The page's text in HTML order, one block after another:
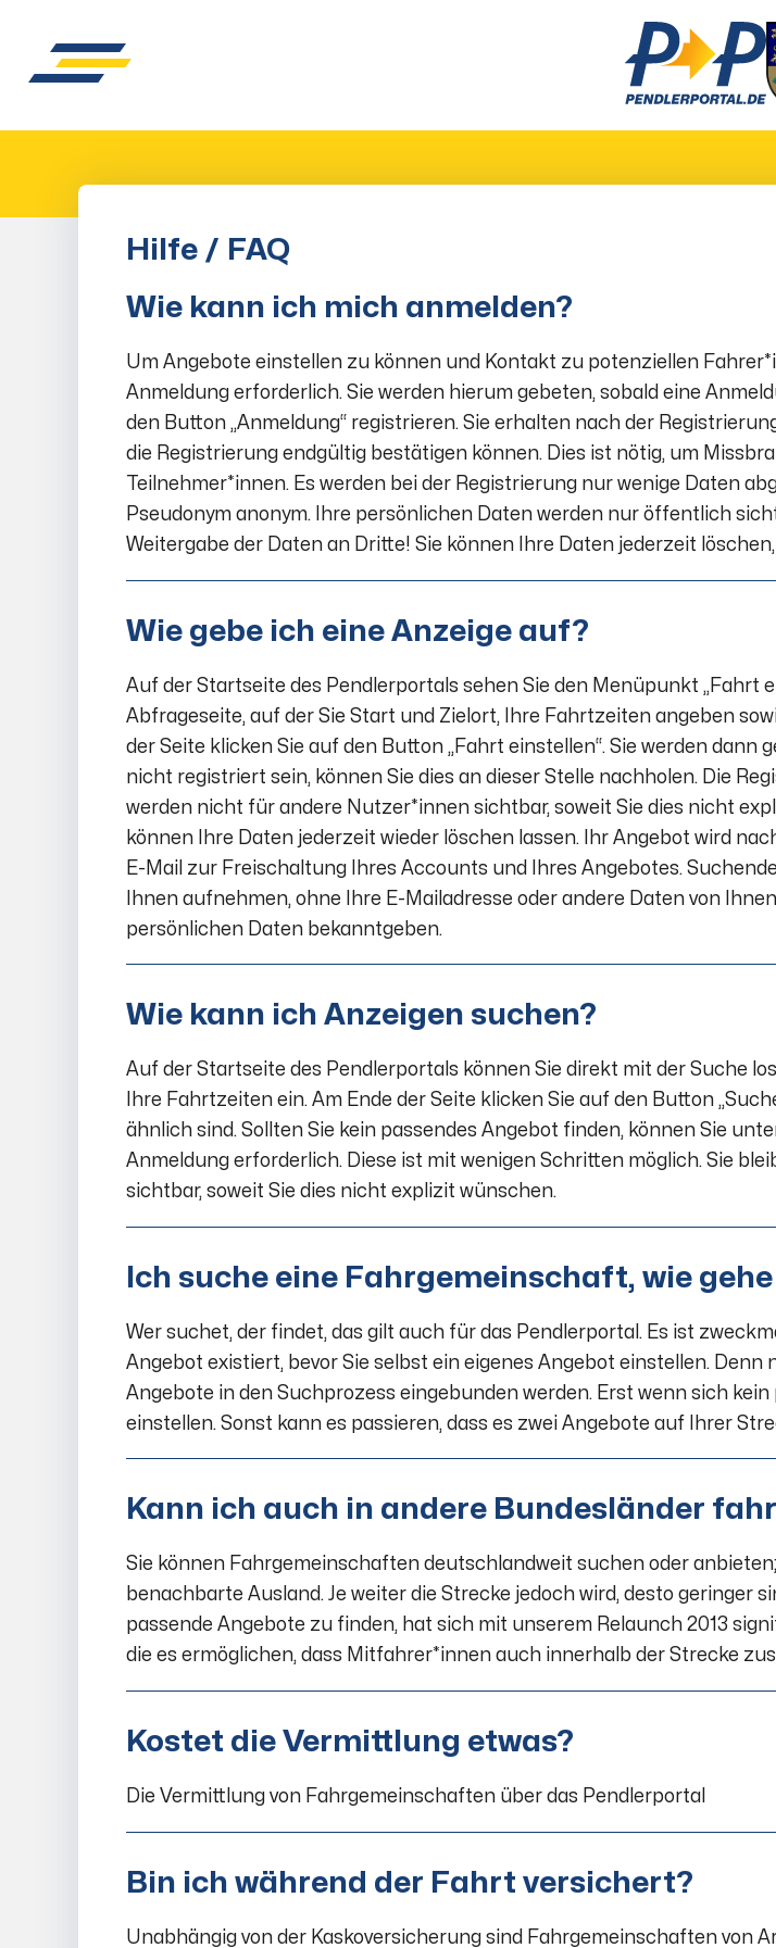
Hilfe / FAQ
Wie kann ich mich anmelden?
Um Angebote einstellen zu können und Kontakt zu potenziellen
Anmeldung erforderlich. Sie werden hierum gebeten, sobald eine
den Button „Anmeldung“ registrieren. Sie erhalten nach der
die Registrierung endgültig bestätigen können. Dies ist nötig, um
Teilnehmer*innen. Es werden bei der Registrierung nur wenige Daten
Pseudonym anonym. Ihre persönlichen Daten werden nur öffentlich
Weitergabe der Daten an Dritte! Sie können Ihre Daten jederzeit
Wie gebe ich eine Anzeige auf?
Auf der Startseite des Pendlerportals sehen Sie den Menüpunkt „Fahrt
Abfrageseite, auf der Sie Start und Zielort, Ihre Fahrtzeiten angeben
der Seite klicken Sie auf den Button „Fahrt einstellen“. Sie werden
nicht registriert sein, können Sie dies an dieser Stelle nachholen. Die
werden nicht für andere Nutzer*innen sichtbar, soweit Sie dies nicht
können Ihre Daten jederzeit wieder löschen lassen. Ihr Angebot wird
E-Mail zur Freischaltung Ihres Accounts und Ihres Angebotes.
Ihnen aufnehmen, ohne Ihre E-Mailadresse oder andere Daten von
persönlichen Daten bekanntgeben.
Wie kann ich Anzeigen suchen?
Auf der Startseite des Pendlerportals können Sie direkt mit der Suche
Ihre Fahrtzeiten ein. Am Ende der Seite klicken Sie auf den Button
ähnlich sind. Sollten Sie kein passendes Angebot finden, können Sie
Anmeldung erforderlich. Diese ist mit wenigen Schritten möglich. Sie
sichtbar, soweit Sie dies nicht explizit wünschen.
Ich suche eine Fahrgemeinschaft, wie
Wer suchet, der findet, das gilt auch für das Pendlerportal. Es ist
Angebot existiert, bevor Sie selbst ein eigenes Angebot einstellen.
Angebote in den Suchprozess eingebunden werden. Erst wenn sich
einstellen. Sonst kann es passieren, dass es zwei Angebote auf Ihrer
Kann ich auch in andere Bundesländer
Sie können Fahrgemeinschaften deutschlandweit suchen oder
benachbarte Ausland. Je weiter die Strecke jedoch wird, desto
passende Angebote zu finden, hat sich mit unserem Relaunch 2013
die es ermöglichen, dass Mitfahrer*innen auch innerhalb der Strecke
Kostet die Vermittlung etwas?
Die Vermittlung von Fahrgemeinschaften über das Pendlerportal
Bin ich während der Fahrt versichert?
Unabhängig von der Kaskoversicherung sind Fahrgemeinschaften von